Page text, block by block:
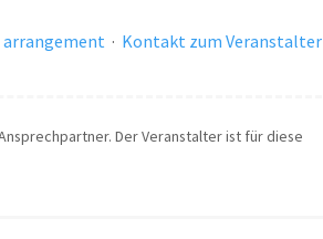
arrangement · Kontakt zum Veranstalter
Der Veranstalter ist für diese